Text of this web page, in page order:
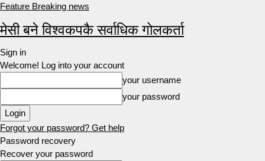
Feature Breaking news
मेसी बने विश्वकपकै सर्वाधिक गोलकर्ता
Sign in
Welcome! Log into your account
your username
your password
Forgot your password? Get help
Password recovery
Recover your password